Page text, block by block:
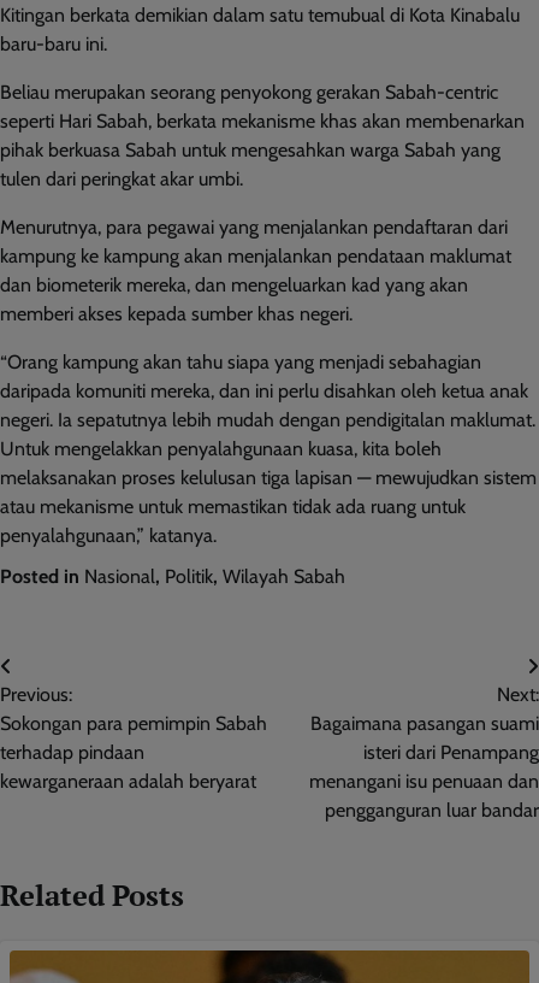
Kitingan berkata demikian dalam satu temubual di Kota Kinabalu
baru-baru ini.
Beliau merupakan seorang penyokong gerakan Sabah-centric
seperti Hari Sabah, berkata mekanisme khas akan membenarkan
pihak berkuasa Sabah untuk mengesahkan warga Sabah yang
tulen dari peringkat akar umbi.
Menurutnya, para pegawai yang menjalankan pendaftaran dari
kampung ke kampung akan menjalankan pendataan maklumat
dan biometerik mereka, dan mengeluarkan kad yang akan
memberi akses kepada sumber khas negeri.
“Orang kampung akan tahu siapa yang menjadi sebahagian
daripada komuniti mereka, dan ini perlu disahkan oleh ketua anak
negeri. Ia sepatutnya lebih mudah dengan pendigitalan maklumat.
Untuk mengelakkan penyalahgunaan kuasa, kita boleh
melaksanakan proses kelulusan tiga lapisan — mewujudkan sistem
atau mekanisme untuk memastikan tidak ada ruang untuk
penyalahgunaan,” katanya.
Posted in Nasional, Politik, Wilayah Sabah
Post
navigation
Previous:
Sokongan para pemimpin Sabah
terhadap pindaan
kewarganeraan adalah beryarat
Next:
Bagaimana pasangan suami
isteri dari Penampang
menangani isu penuaan dan
pengganguran luar bandar
Related Posts